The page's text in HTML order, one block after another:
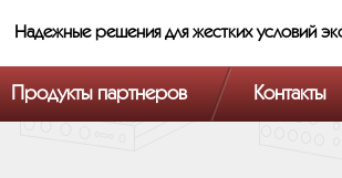
Надежные решения для жестких условий
Продукты партнеров Контакты